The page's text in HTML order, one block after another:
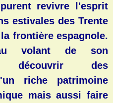
revivre l'esprit
estivales des Trente
frontière espagnole.
volant de son
découvrir des
riche patrimoine
mais aussi faire